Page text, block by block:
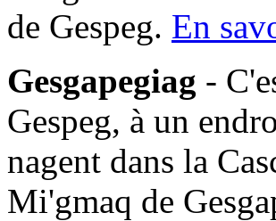
de Gespeg. En
Gesgapegiag -
Gespeg, à un
nagent dans la
Mi'gmaq de